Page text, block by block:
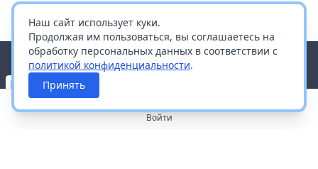
Наш сайт использует куки.
Продолжая им пользоваться, вы соглашаетесь на
обработку персональных данных в соответствии с
политикой конфиденциальности.
Принять
Войти